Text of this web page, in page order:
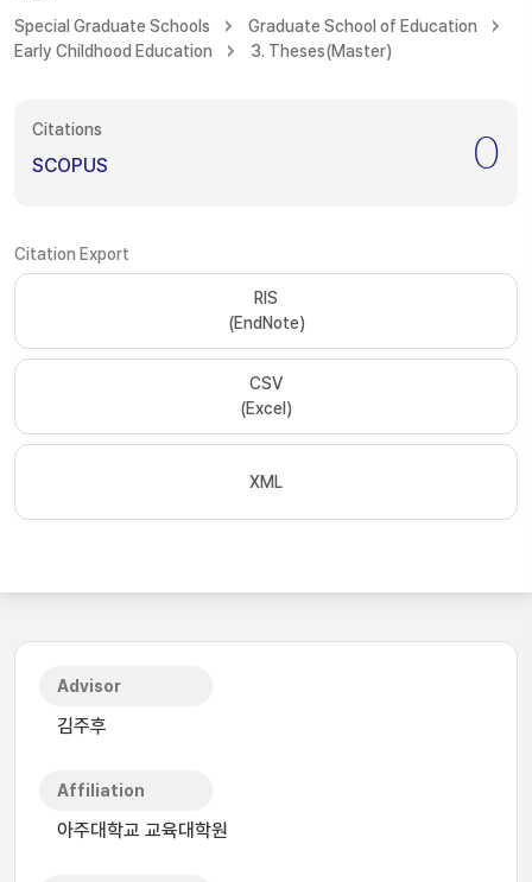
Special Graduate Schools
Graduate School of Education
Early Childhood Education
3. Theses(Master)
Citations
SCOPUS 0
Citation Export
RIS
(EndNote)
CSV
(Excel)
XML
Advisor
김주후
Affiliation
아주대학교 교육대학원